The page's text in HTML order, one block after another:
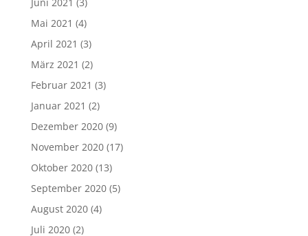
Mai 2021 (4)
April 2021 (3)
März 2021 (2)
Februar 2021 (3)
Januar 2021 (2)
Dezember 2020(9)
November 2020(17)
Oktober 2020(13)
September 2020(5)
August 2020(4)
Juli 2020(2)